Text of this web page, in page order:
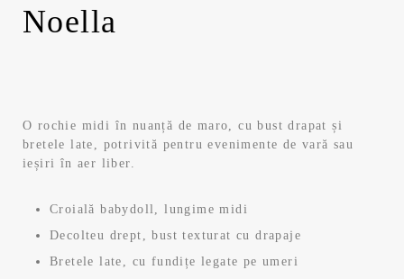
Noella
O rochie midi în nuanță de maro, cu bust drapat și
bretele late, potrivită pentru evenimente de vară sau
ieșiri în aer liber.
Croială babydoll, lungime midi
Decolteu drept, bust texturat cu drapaje
Bretele late, cu fundițe legate pe umeri